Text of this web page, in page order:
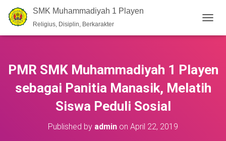
SMK Muhammadiyah 1 Playen
Religius, Disiplin, Berkarakter
O
E
A
PMR SMK Muhammadiyah 1 Playen
sebagai Panitia Manasik, Melatih
Siswa Peduli Sosial
Published by admin on April 22, 2019